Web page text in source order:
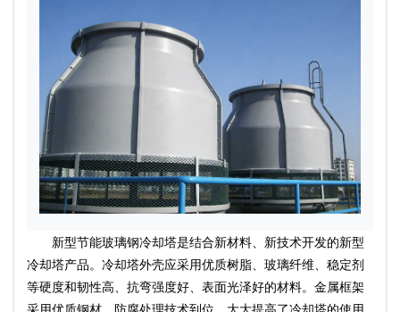
新型节能玻璃钢冷却塔是结合新材料、新技术开发的新型
冷却塔产品。冷却塔外壳应采用优质树脂、玻璃纤维、稳定剂
等硬度和韧性高、抗弯强度好、表面光泽好的材料。金属框架